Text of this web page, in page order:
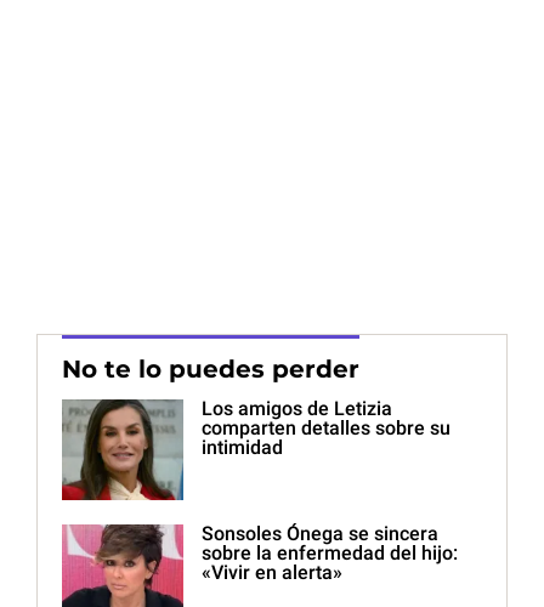
No te lo puedes perder
Los amigos de Letizia
comparten detalles sobre su
intimidad
Sonsoles Ónega se sincera
sobre la enfermedad del hijo:
«Vivir en alerta»